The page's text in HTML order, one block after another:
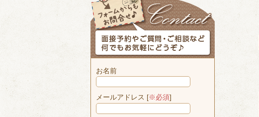
お名前
メールアドレス [※必須]